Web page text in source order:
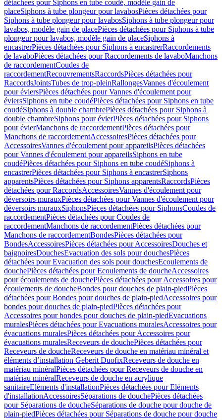
détachées pour Siphons en tube coudé, modèle gain de
placeSiphons à tube plongeur pour lavabosPièces détachées pour
Siphons à tube plongeur pour lavabosSiphons à tube plongeur pour
lavabos, modèle gain de placePièces détachées pour Siphons à tube
plongeur pour lavabos, modèle gain de placeSiphons à
encastrerPièces détachées pour Siphons à encastrerRaccordements
de lavaboPièces détachées pour Raccordements de lavaboManchons
de raccordementCoudes de
raccordementRecouvrementsRaccordsPièces détachées pour
RaccordsJointsTubes de trop-pleinRallongesVannes d'écoulement
pour éviersPièces détachées pour Vannes d'écoulement pour
éviersSiphons en tube coudéPièces détachées pour Siphons en tube
coudéSiphons à double chambrePièces détachées pour Siphons à
double chambreSiphons pour évierPièces détachées pour Siphons
pour évierManchons de raccordementPièces détachées pour
Manchons de raccordementAccessoiresPièces détachées pour
AccessoiresVannes d'écoulement pour appareilsPièces détachées
pour Vannes d'écoulement pour appareilsSiphons en tube
coudéPièces détachées pour Siphons en tube coudéSiphons à
encastrerPièces détachées pour Siphons à encastrerSiphons
apparentsPièces détachées pour Siphons apparentsRaccordsPièces
détachées pour RaccordsAccessoiresVannes d'écoulement pour
déversoirs murauxPièces détachées pour Vannes d'écoulement pour
déversoirs murauxSiphonsPièces détachées pour SiphonsCoudes de
raccordementPièces détachées pour Coudes de
raccordementManchons de raccordementPièces détachées pour
Manchons de raccordementBondesPièces détachées pour
BondesAccessoiresPièces détachées pour AccessoiresDouches et
baignoiresDouchesEvacuation des sols pour douchesPièces
détachées pour Evacuation des sols pour douchesEcoulements de
douchePièces détachées pour Ecoulements de doucheAccessoires
pour écoulements de douchePièces détachées pour Accessoires pour
écoulements de doucheBondes pour douches de plain-piedPièces
détachées pour Bondes pour douches de plain-piedAccessoires pour
bondes pour douches de plain-piedPièces détachées pour
Accessoires pour bondes pour douches de plain-piedEvacuations
muralesPièces détachées pour Evacuations muralesAccessoires pour
évacuations muralesPièces détachées pour Accessoires pour
évacuations muralesReceveurs de douchePièces détachées pour
Receveurs de doucheReceveurs de douche en matériau minéral et
éléments d’installation Geberit DuofixReceveurs de douche en
matériau minéralPièces détachées pour Receveurs de douche en
matériau minéralReceveurs de douche en acrylique
sanitaireEléments d'installationPièces détachées pour Eléments
d'installationAccessoiresSéparations de douchePièces détachées
pour Séparations de doucheSéparations de douche pour douche de
plain-piedPièces détachées pour Séparations de douche pour douche